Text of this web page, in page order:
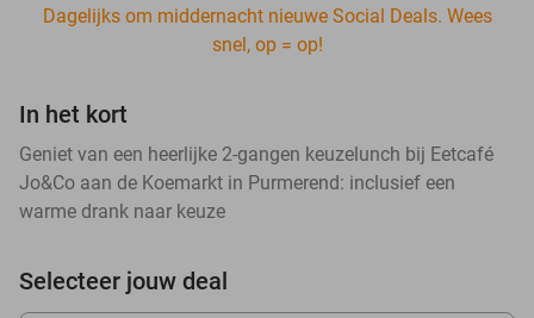
Dagelijks om middernacht nieuwe Social Deals. Wees
snel, op = op!
In het kort
Geniet van een heerlijke 2-gangen keuzelunch bij Eetcafé
Jo&Co aan de Koemarkt in Purmerend: inclusief een
warme drank naar keuze
Selecteer jouw deal